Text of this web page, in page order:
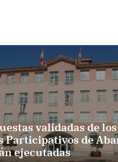
validadas de los
Participativos de
ejecutadas